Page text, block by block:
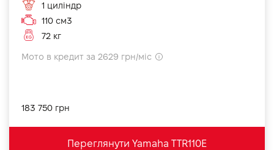
1 циліндр
110 см3
72 кг
Мото в кредит за 2629 грн/міс
183 750 грн
Переглянути Yamaha TTR110E